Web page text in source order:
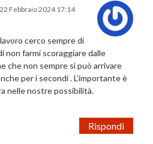
22 Febbraio 2024 17:14
cerco sempre di
non farmi scoraggiare dalle
che non sempre si può arrivare
per i secondi . L’importante è
nelle nostre possibilità.
Rispondi